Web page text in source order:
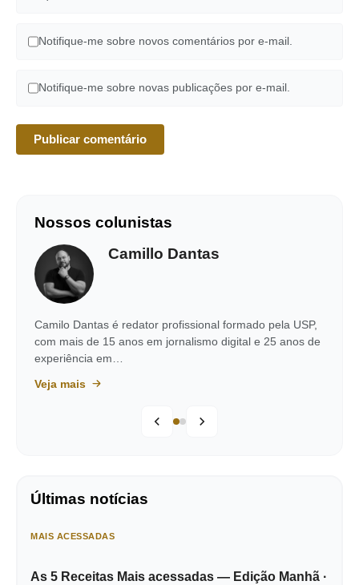
Notifique-me sobre novos comentários por e-mail.
Notifique-me sobre novas publicações por e-mail.
Nossos colunistas
Camillo Dantas
Camilo Dantas é redator profissional formado pela USP,
com mais de 15 anos em jornalismo digital e 25 anos de
experiência em…
Veja mais
Últimas notícias
MAIS ACESSADAS
As 5 Receitas Mais acessadas — Edição Manhã ·